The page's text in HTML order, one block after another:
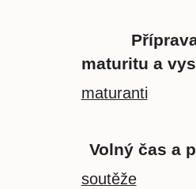
maturitu a
maturanti
Volný čas a
soutěže